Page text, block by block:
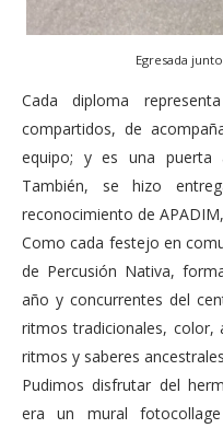
Egresada
Cada diploma
compartidos, de
equipo; y es una puerta
También, se hizo
reconocimiento de
Como cada festejo en
de Percusión Nativa,
año y concurrentes del
ritmos tradicionales, color,
ritmos y saberes
Pudimos disfrutar del
era un mural